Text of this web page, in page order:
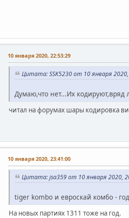
10 января 2020, 22:53:29
Цитата: SSK5230 от 10 января
Думаю,что нет...Их
читал на форумах шары кодировка
10 января 2020, 23:41:00
Цитата: jsa359 от 10 января 2020,
tiger kombo и евроскай комбо -
На новых партиях 1311 тоже на год.